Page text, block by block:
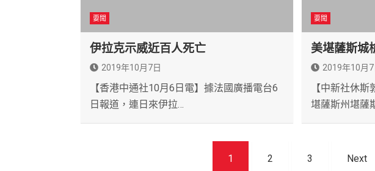
要聞
伊拉克示威近百人死亡
2019年10月7日
【香港中通社10月6日電】據法國廣播電台6
日報道，連日來伊拉…
要聞
美堪薩斯城
2019年10月7
【中新社休
堪薩斯州堪薩
1 2 3 Next